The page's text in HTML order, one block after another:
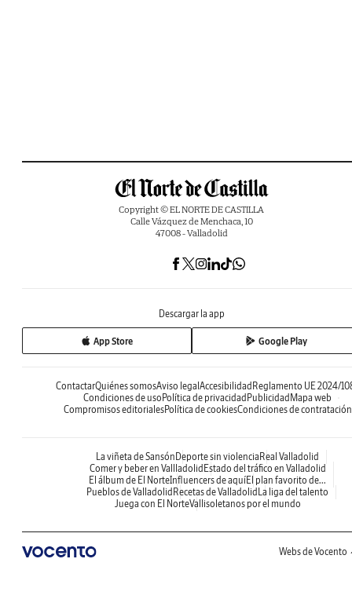
Copyright © EL NORTE DE CASTILLA
Calle Vázquez de Menchaca, 10
47008 - Valladolid
Descargar la app
App Store Google Play
ContactarQuiénes somosAviso legal Accesibilidad Reglamento UE 2024/
Condiciones de uso Política de privacidad Publicidad Mapa web
Compromisos editorialesPolítica de cookiesCondiciones de contratación
La viñeta de Sansón Deporte sin violencia Real Valladolid
Comer y beber en Vallladolid Estado del tráfico en Valladolid
El álbum de El NorteInfluencers de aquíEl plan favorito de...
Pueblos de Valladolid Recetas de Valladolid La liga del talento
Juega con El NorteVallisoletanos por el mundo
Webs de Vocento